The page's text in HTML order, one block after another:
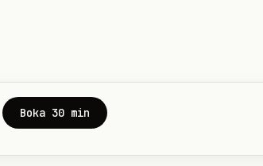
Boka 30 min